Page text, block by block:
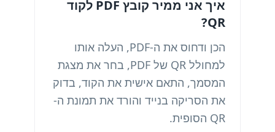
איך אני ממיר קובץ PDF לקוד
QR?
הכן ודחוס את ה-PDF, העלה אותו
למחולל QR של PDF, בחר את מצגת
המסמך, התאם אישית את הקוד, בדוק
את הסריקה בנייד והורד את תמונת ה-
QR הסופית.